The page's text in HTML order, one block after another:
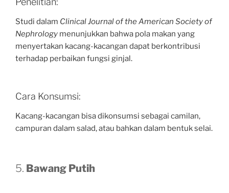
Studi dalam Clinical Journal of the American Society of
Nephrology menunjukkan bahwa pola makan yang
menyertakan kacang-kacangan dapat berkontribusi
terhadap perbaikan fungsi ginjal.
Cara Konsumsi:
Kacang-kacangan bisa dikonsumsi sebagai camilan,
campuran dalam salad, atau bahkan dalam bentuk selai.
5. Bawang Putih